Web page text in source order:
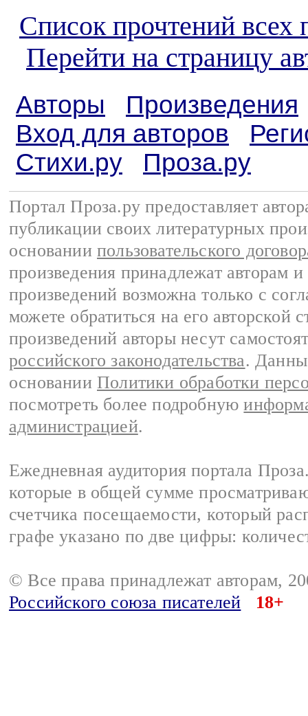
Список прочтений всех
Перейти на страницу
Авторы
Произведения
Вход для авторов
Стихи.ру
Проза.ру
Портал Проза.ру предоставляет
публикации своих литературных
основании пользовательского
произведения принадлежат авторам
произведений возможна только с
можете обратиться на его авторской
произведений авторы несут
российского законодательства.
основании Политики обработки
посмотреть более подробную
администрацией.
Ежедневная аудитория портала
которые в общей сумме
счетчика посещаемости, который
графе указано по две цифры:
© Все права принадлежат авторам,
Российского союза писателей
18+